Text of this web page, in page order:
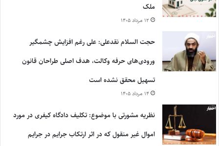
ملک
۱۲ مرداد ۱۴۰۵
حجت السلام نقدعلی: علی رغم افزایش چشمگیر
ورودی‌های حرفه وکالت، هدف اصلی طراحان قانون
تسهیل محقق نشده است
۱۴ مرداد ۱۴۰۵
نظریه مشورتی با موضوع: تکلیف دادگاه کیفری در مورد
اموال غیر منقول که در اثر ارتکاب جرایم در جرایم